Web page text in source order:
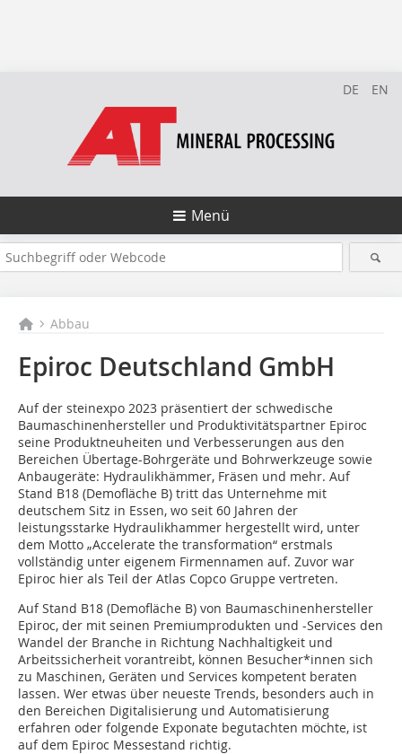
DE EN
Menü
Abbau
Epiroc Deutschland GmbH
Auf der steinexpo 2023 präsentiert der schwedische
Baumaschinenhersteller und Produktivitätspartner Epiroc
seine Produktneuheiten und Verbesserungen aus den
Bereichen Übertage-Bohrgeräte und Bohrwerkzeuge sowie
Anbaugeräte: Hydraulikhämmer, Fräsen und mehr. Auf
Stand B18 (Demofläche B) tritt das Unternehme mit
deutschem Sitz in Essen, wo seit 60 Jahren der
leistungsstarke Hydraulikhammer hergestellt wird, unter
dem Motto „Accelerate the transformation“ erstmals
vollständig unter eigenem Firmennamen auf. Zuvor war
Epiroc hier als Teil der Atlas Copco Gruppe vertreten.
Auf Stand B18 (Demofläche B) von Baumaschinenhersteller
Epiroc, der mit seinen Premiumprodukten und -Services den
Wandel der Branche in Richtung Nachhaltigkeit und
Arbeitssicherheit vorantreibt, können Besucher*innen sich
zu Maschinen, Geräten und Services kompetent beraten
lassen. Wer etwas über neueste Trends, besonders auch in
den Bereichen Digitalisierung und Automatisierung
erfahren oder folgende Exponate begutachten möchte, ist
auf dem Epiroc Messestand richtig.